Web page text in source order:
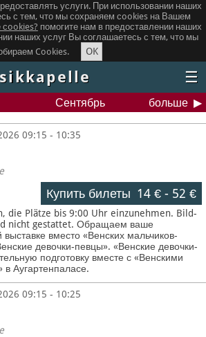
услуги. При использовании наших
с тем, что мы сохраняем сookies на Вашем
сookies? помогите нам в предоставлении наших
наших услуг Вы соглашаетесь с тем, что мы
Cookies.
OK
☰
Сентябрь больше
09:15 - 10:35
Купить билеты 14 €- 52 €
die Plätze bis 9:00 Uhr einzunehmen. Bild-
nicht gestattet.Обращаем ваше
вместо «Венских мальчиков-
девочки-певцы». «Венские девочки-
подготовку вместе с «Венскими
Аугартенпаласе.
09:15 - 10:25